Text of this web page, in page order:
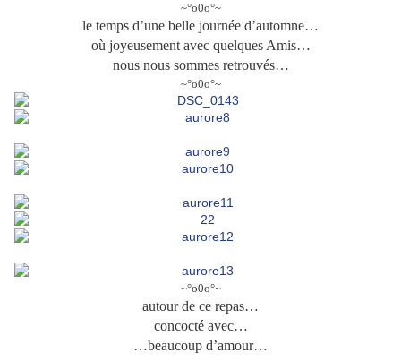
~°o0o°~
le temps d’une belle journée d’automne…
où joyeusement avec quelques Amis…
nous nous sommes retrouvés…
~°o0o°~
~°o0o°~
autour de ce repas…
concocté avec…
…beaucoup d’amour…